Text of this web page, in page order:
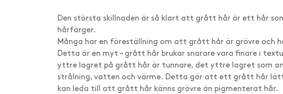
Den största skillnaden är så klart att grått hår är ett hår
hårfärger.
Många har en föreställning om att grått hår är grövre och
Detta är en myt – grått hår brukar snarare vara finare i
yttre lagret på grått hår är tunnare, det yttre lagret som
strålning, vatten och värme. Detta gör att ett grått hår
kan leda till att grått hår känns grövre än pigmenterat hår.